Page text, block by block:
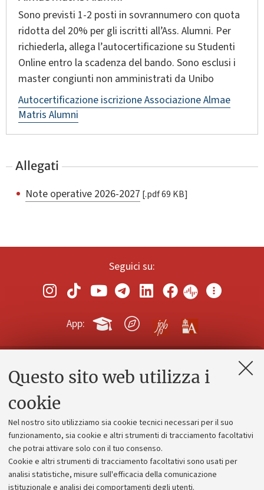
Questo sito web utilizza i
cookie
Nel nostro sito utilizziamo sia cookie tecnici necessari per il suo
funzionamento, sia cookie e altri strumenti di tracciamento facoltativi
che potrai attivare solo con il tuo consenso.
Cookie e altri strumenti di tracciamento facoltativi sono usati per
analisi statistiche, misure sull'efficacia della comunicazione
istituzionale e analisi dei comportamenti degli utenti.
Sono previsti 1‑2 posti in sovrannumero con quota
ridotta del 20% per gli iscritti all’Ass. Alumni. Per
richiederla, allega l’autocertificazione su Studenti
Online entro la scadenza del bando. Sono esclusi i
master congiunti non amministrati da Unibo
Autocertificazione iscrizione Associazione Almae
Matris Alumni
Allegati
Note operative 2026-2027 [.pdf 69 KB]
Seguici su:
App:
Contatti e PEC
Alumni community
Piano strategico
Bilanci